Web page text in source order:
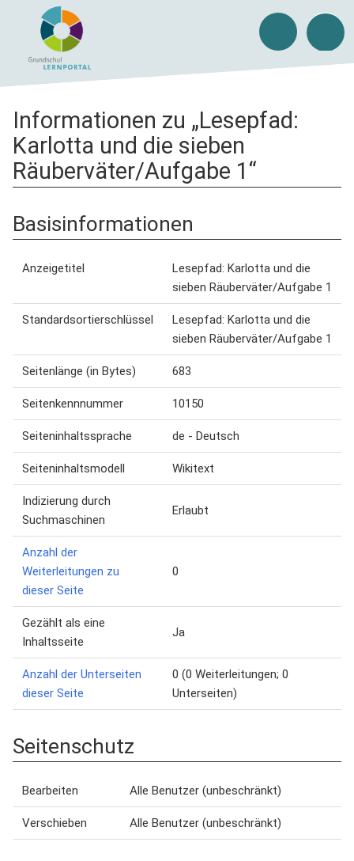
Informationen zu „Lesepfad:
Karlotta und die sieben
Räuberväter/Aufgabe 1“
Basisinformationen
Anzeigetitel
Lesepfad: Karlotta und die
sieben Räuberväter/Aufgabe 1
Standardsortierschlüssel
Lesepfad: Karlotta und die
sieben Räuberväter/Aufgabe 1
Seitenlänge (in Bytes) 683
Seitenkennnummer 10150
Seiteninhaltssprache de - Deutsch
Seiteninhaltsmodell Wikitext
Indizierung durch
Suchmaschinen
Erlaubt
Anzahl der
Weiterleitungen zu
dieser Seite
0
Gezählt als eine
Inhaltsseite
Ja
Anzahl der Unterseiten
dieser Seite
0 (0 Weiterleitungen; 0
Unterseiten)
Seitenschutz
Bearbeiten Alle Benutzer (unbeschränkt)
Verschieben Alle Benutzer (unbeschränkt)